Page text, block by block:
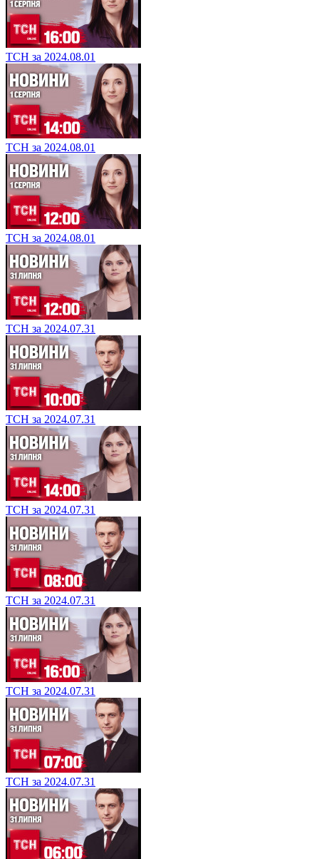
ТСН за 2024.08.01
ТСН за 2024.08.01
ТСН за 2024.08.01
ТСН за 2024.07.31
ТСН за 2024.07.31
ТСН за 2024.07.31
ТСН за 2024.07.31
ТСН за 2024.07.31
ТСН за 2024.07.31